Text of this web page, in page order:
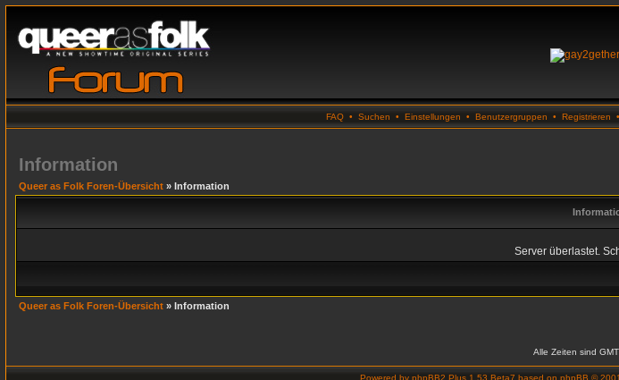
FAQ • Suchen • Einstellungen • Benutzergruppen • Registrieren
Information
Queer as Folk Foren-Übersicht » Information
Server überlastet.
Queer as Folk Foren-Übersicht » Information
Alle Zeiten sind
Powered by phpBB2 Plus 1.53 Beta7 based on phpBB ©